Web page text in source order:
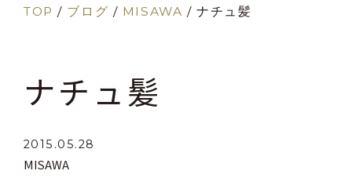
TOP / ブログ / MISAWA /ナチュ髪
ナチュ髪
2015.05.28
MISAWA